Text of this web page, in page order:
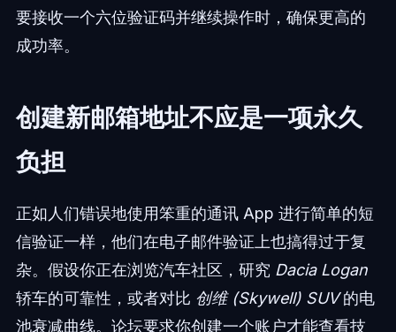
要接收一个六位验证码并继续操作时，确保更高的
成功率。
创建新邮箱地址不应是一项永久
负担
正如人们错误地使用笨重的通讯 App 进行简单的短
信验证一样，他们在电子邮件验证上也搞得过于复
杂。假设你正在浏览汽车社区，研究 Dacia Logan
轿车的可靠性，或者对比 创维 (Skywell) SUV的电
池衰减曲线。论坛要求你创建一个账户才能查看技